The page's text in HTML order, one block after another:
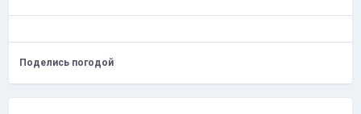
Поделись погодой